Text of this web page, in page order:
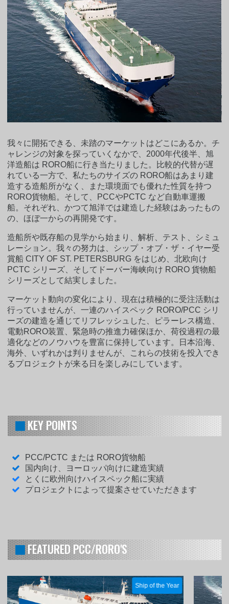
我々に開拓できる、未踏のマーケットはどこにあるか。チ
ャレンジの対象を探っていくなかで、2000年代後半、旭
洋造船は RORO船に行き当たりました。比較的代替が遅
れている一方で、私たちのサイズの RORO船はあまり建
造する造船所がなく、また環境面でも優れた性質を持つ
RORO貨物船。そして、PCCやPCTC など自動車運搬
船。それぞれ、かつて旭洋では建造した経験はあったもの
の、ほぼ一からの再開発です。
造船所や既存船の見学から始まり、解析、テスト、シミュ
レーション。我々の努力は、シップ・オブ・ザ・イヤー受
賞船 CITY OF ST. PETERSBURG をはじめ、北欧向け
PCTC シリーズ、そしてドーバー海峡向け RORO 貨物船
シリーズとして結実しました。
マーケット動向の変化により、現在は積極的に受注活動は
行っていませんが、一連のハイスペック RORO/PCC シリ
ーズの建造を通じてリフレッシュした、ピラーレス構造、
電動RORO装置、緊急時の推進力確保ほか、荷役過程の最
適化などのノウハウを豊富に保持しています。日本沿海、
海外、いずれかは判りませんが、これらの技術を投入でき
るプロジェクトが来る日を楽しみにしています。
KEY POINTS
PCC/PCTC または RORO貨物船
国内向け、ヨーロッパ向けに建造実績
とくに欧州向けハイスペック船に実績
プロジェクトによって提案させていただきます
FEATURED PCC/RORO'S